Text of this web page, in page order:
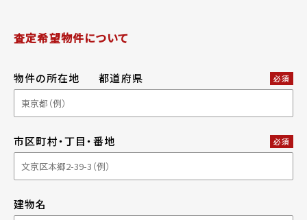
査定希望物件について
物件の所在地 都道府県 必須
市区町村・丁目・番地 必須
建物名